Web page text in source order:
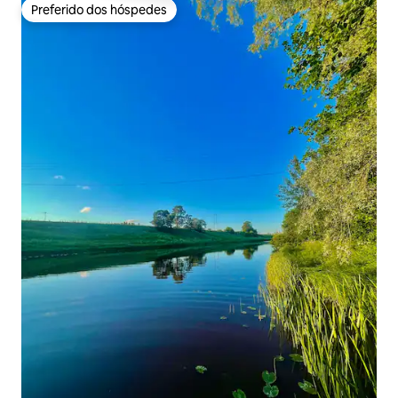
Preferido dos hóspedes
Preferido dos hóspedes